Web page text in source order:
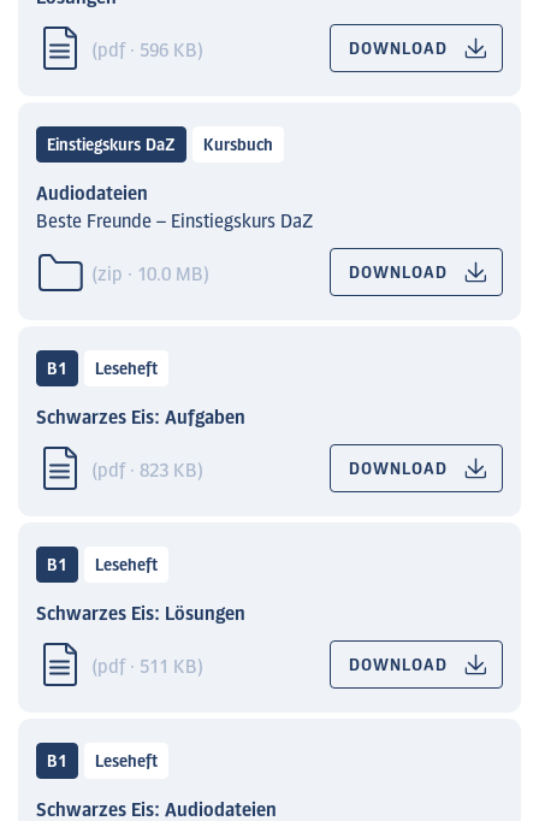
(pdf · 596 KB) DOWNLOAD
Einstiegskurs DaZ Kursbuch
Audiodateien
Beste Freunde – Einstiegskurs DaZ
(zip · 10.0 MB) DOWNLOAD
B1 Leseheft
Schwarzes Eis: Aufgaben
(pdf · 823 KB) DOWNLOAD
B1 Leseheft
Schwarzes Eis: Lösungen
(pdf · 511 KB) DOWNLOAD
B1 Leseheft
Schwarzes Eis: Audiodateien